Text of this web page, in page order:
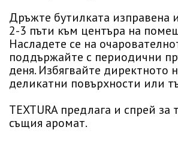
Дръжте бутилката изправена
2-3 пъти към центъра на
Насладете се на
поддържайте с периодични
деня. Избягвайте директното
деликатни повърхности или
TEXTURA предлага и спрей за
същия аромат.